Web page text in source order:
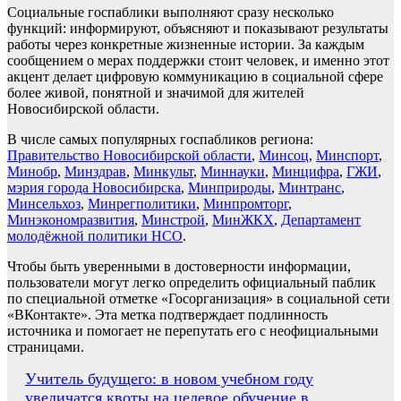
Социальные госпаблики выполняют сразу несколько
функций: информируют, объясняют и показывают результаты
работы через конкретные жизненные истории. За каждым
сообщением о мерах поддержки стоит человек, и именно этот
акцент делает цифровую коммуникацию в социальной сфере
более живой, понятной и значимой для жителей
Новосибирской области.
В числе самых популярных госпабликов региона:
Правительство Новосибирской области, Минсоц, Минспорт,
Минобр, Минздрав, Минкульт, Миннауки, Минцифра, ГЖИ,
мэрия города Новосибирска, Минприроды, Минтранс,
Минсельхоз, Минрегполитики, Минпромторг,
Минэкономразвития, Минстрой, МинЖКХ, Департамент
молодёжной политики НСО.
Чтобы быть уверенными в достоверности информации,
пользователи могут легко определить официальный паблик
по специальной отметке «Госорганизация» в социальной сети
«ВКонтакте». Эта метка подтверждает подлинность
источника и помогает не перепутать его с неофициальными
страницами.
Навигация
Учитель будущего: в новом учебном году
увеличатся квоты на целевое обучение в